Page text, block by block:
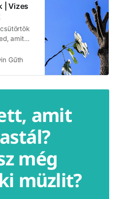
| Vizes
amit
az
1.
tagok
oldalon
Gűth
amit
még
müzlit?